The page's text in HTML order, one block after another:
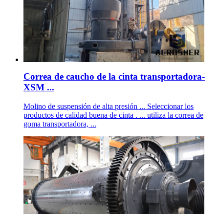
Correa de caucho de la cinta transportadora-
XSM ...
Molino de suspensión de alta presión ... Seleccionar los
productos de calidad buena de cinta . ... utiliza la correa de
goma transportadora, ...